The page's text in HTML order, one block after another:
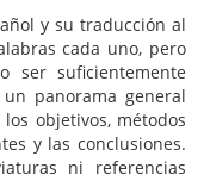
y su traducción al
cada uno, pero
ser suficientemente
panorama general
objetivos, métodos
y las conclusiones.
ni referencias